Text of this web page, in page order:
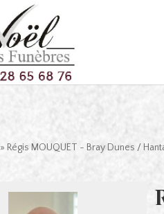
» Régis MOUQUET - Bray Dunes /